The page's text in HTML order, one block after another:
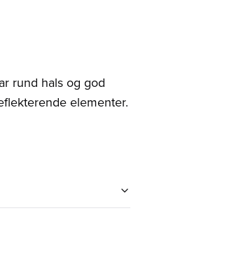
rund hals og god
elementer.